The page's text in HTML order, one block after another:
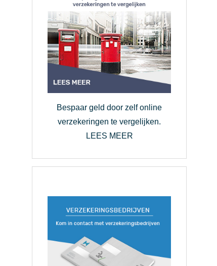
Bespaar geld door zelf online
verzekeringen te vergelijken.
LEES MEER